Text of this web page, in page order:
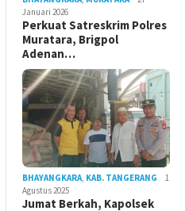
Januari 2026
Perkuat Satreskrim Polres
Muratara, Brigpol
Adenan…
BHAYANGKARA KAB. TANGERANG
1
Agustus 2025
Jumat Berkah, Kapolsek